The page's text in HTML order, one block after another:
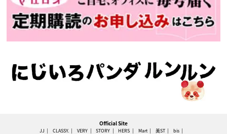
Official Site
JJ CLASSY. VERY STORY HERS Mart 美ST bis